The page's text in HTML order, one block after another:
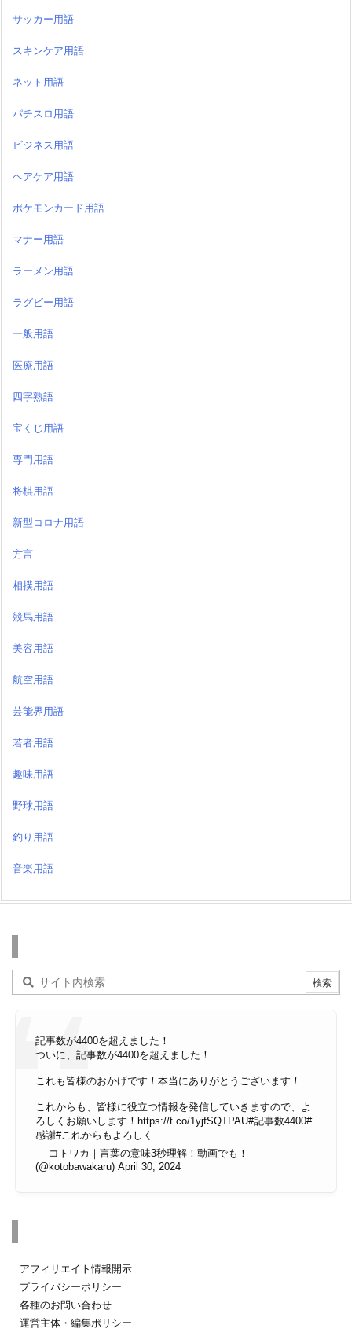
サッカー用語
スキンケア用語
ネット用語
パチスロ用語
ビジネス用語
ヘアケア用語
ポケモンカード用語
マナー用語
ラーメン用語
ラグビー用語
一般用語
医療用語
四字熟語
宝くじ用語
専門用語
将棋用語
新型コロナ用語
方言
相撲用語
競馬用語
美容用語
航空用語
芸能界用語
若者用語
趣味用語
野球用語
釣り用語
音楽用語
記事数が4400を超えました！
ついに、記事数が4400を超えました！
これも皆様のおかげです！本当にありがとうございます！
これからも、皆様に役立つ情報を発信していきますので、よ
ろしくお願いします！ https://t.co/1yjfSQTPAU#記事数4400#
感謝#これからもよろしく
— コトワカ｜言葉の意味3秒理解！動画でも！
(@kotobawakaru) April 30, 2024
アフィリエイト情報開示
プライバシーポリシー
各種のお問い合わせ
運営主体・編集ポリシー